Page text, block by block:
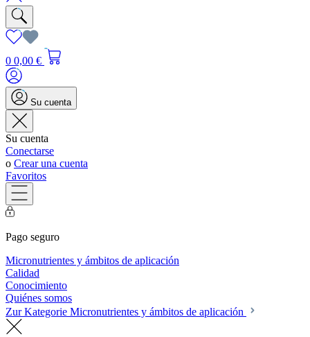
0 0,00 €
Su cuenta
Su cuenta
Conectarse
o Crear una cuenta
Favoritos
Pago seguro
Micronutrientes y ámbitos de aplicación
Calidad
Conocimiento
Quiénes somos
Zur Kategorie Micronutrientes y ámbitos de aplicación